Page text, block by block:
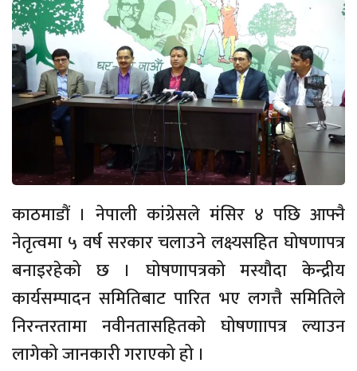
काठमाडौं । नेपाली कांग्रेसले मंसिर ४ पछि आफ्नै
नेतृत्वमा ५ वर्ष सरकार चलाउने लक्ष्यसहित घोषणापत्र
बनाइरहेको छ । घोषणापत्रको मस्यौदा केन्द्रीय
कार्यसम्पादन समितिबाट पारित भए लगत्तै समितिले
निरन्तरतामा नवीनतासहितको घोषणाापत्र ल्याउन
लागेको जानकारी गराएको हो ।